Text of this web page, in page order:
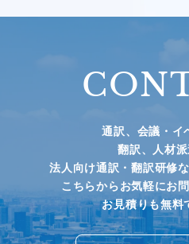
通訳、会議・イ
翻訳、人材派
法人向け通訳・翻訳研修
こちらからお気軽にお
お見積りも無料